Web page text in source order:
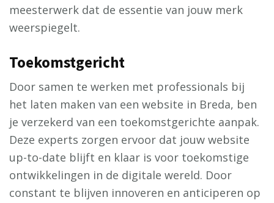
meesterwerk dat de essentie van jouw merk
weerspiegelt.
Toekomstgericht
Door samen te werken met professionals bij
het laten maken van een website in Breda, ben
je verzekerd van een toekomstgerichte aanpak.
Deze experts zorgen ervoor dat jouw website
up-to-date blijft en klaar is voor toekomstige
ontwikkelingen in de digitale wereld. Door
constant te blijven innoveren en anticiperen op